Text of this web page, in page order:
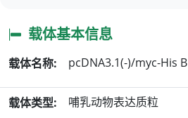
载体基本信息
载体名称:
pcDNA3.1(-)/myc-His B
载体类型: 哺乳动物表达质粒